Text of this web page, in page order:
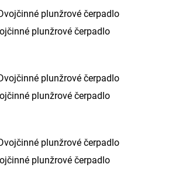
plunžrové čerpadlo
plunžrové čerpadlo
plunžrové čerpadlo